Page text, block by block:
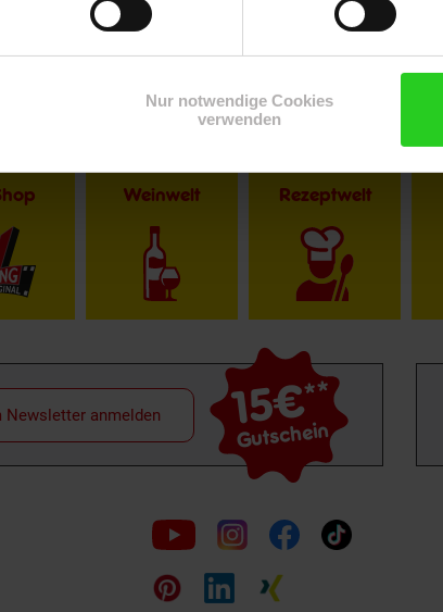
Nur notwendige Cookies
verwenden
Weinwelt Rezeptwelt
15€**
Gutschein
Newsletter anmelden
Folge
uns
auf